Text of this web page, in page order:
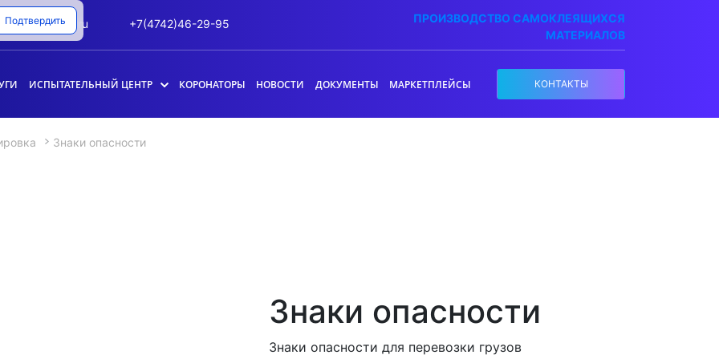
info@likk.ru +7(4742)46-29-95
ПРОИЗВОДСТВО САМОКЛЕЯЩИХСЯ
МАТЕРИАЛОВ
ИСПЫТАТЕЛЬНЫЙ ЦЕНТР КОРОНАТОРЫ НОВОСТИ ДОКУМЕНТЫ МАРКЕТПЛЕЙСЫ КОНТАКТЫ
Знаки опасности
Знаки опасности
Знаки опасности для перевозки грузов
Подтвердить